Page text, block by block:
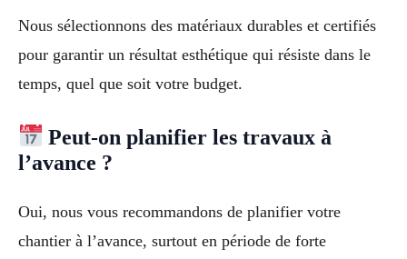
Nous sélectionnons des matériaux durables et certifiés
pour garantir un résultat esthétique qui résiste dans le
temps, quel que soit votre budget.
Peut-on planifier les travaux à
l’avance ?
Oui, nous vous recommandons de planifier votre
chantier à l’avance, surtout en période de forte